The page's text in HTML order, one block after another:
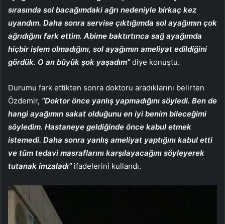
sırasında sol bacağımdaki ağrı nedeniyle birkaç kez
uyandım. Daha sonra servise çıktığımda sol ayağımın çok
ağrıdığını fark ettim. Abime baktırtınca sağ ayağımda
hiçbir işlem olmadığını, sol ayağımın ameliyat edildiğini
gördük. O an büyük şok yaşadım”diye konuştu.
Durumu fark ettikten sonra doktoru aradıklarını belirten
Özdemir, “Doktor önce yanlış yapmadığını söyledi. Ben de
hangi ayağımın sakat olduğunu en iyi benim bileceğimi
söyledim. Hastaneye geldiğinde önce kabul etmek
istemedi. Daha sonra yanlış ameliyat yaptığını kabul etti
ve tüm tedavi masraflarını karşılayacağını söyleyerek
tutanak imzaladı” ifadelerini kullandı.